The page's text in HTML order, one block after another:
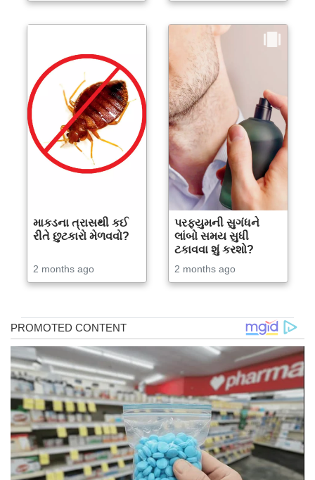
માકડના ત્રાસથી કઈ
રીતે છુટકારો મેળવવો?
2 months ago
પરફ્યુમની સુગંધને
લાંબો સમય સુધી
ટકાવવા શું કરશો?
2 months ago